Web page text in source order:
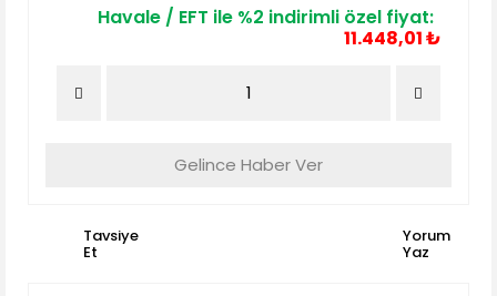
Havale / EFT ile %2 indirimli özel fiyat:
11.448,01 ₺
Gelince Haber Ver
Tavsiye
Et
Yorum
Yaz